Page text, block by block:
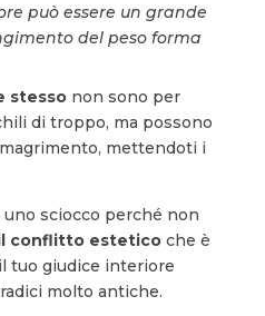
può essere un grande
del peso forma
stessonon sono per
di troppo, ma possono
mettendoti i
sciocco perché non
conflitto esteticoche è
tuo giudice interiore
molto antiche.